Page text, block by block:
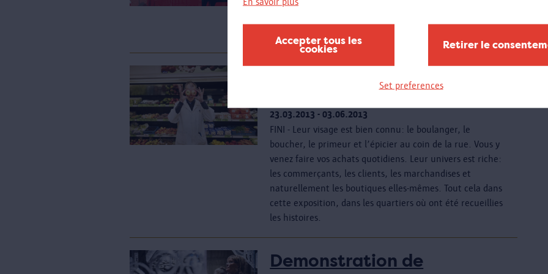
Accepter tous les
cookies Retirer le
Set preferences
Anvers. Deux ports. Deux villes.' Cette exposition est un
rue: Merksem
23.03.2013 - 03.06.2013
FINI - Leur visage est bien connu: le boulanger, le
boucher, le primeur et l’épicier au coin de la rue. Vous y
venez faire vos achats quotidiens. Leur univers est riche:
les commerçants, les clients, les marchandises et
naturellement les boutiques elles-mêmes. Tout cela dans
cette exposition, dans les quartiers où ont été recueillies
les histoires.
Demonstration de